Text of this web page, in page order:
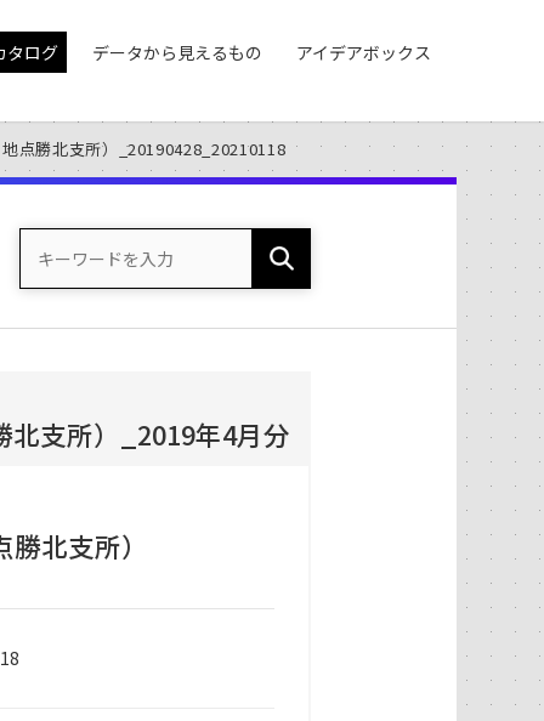
タログ データから見えるもの アイデアボックス
点勝北支所）_20190428_20210118
支所）_2019年4月分
北支所）